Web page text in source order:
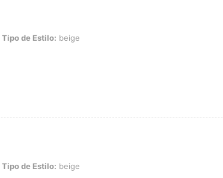
Estilo: beige
Tipo de Estilo: beige
Estilo: beige
Tipo de Estilo: beige